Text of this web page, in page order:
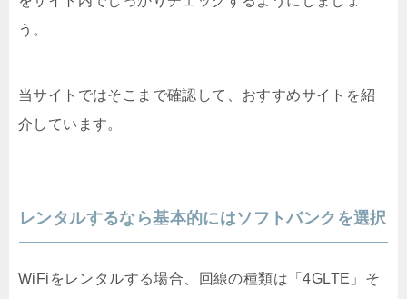
う。
当サイトではそこまで確認して、おすすめサイトを紹
介しています。
レンタルするなら基本的にはソフトバンクを選択
WiFiをレンタルする場合、回線の種類は「4GLTE」そ